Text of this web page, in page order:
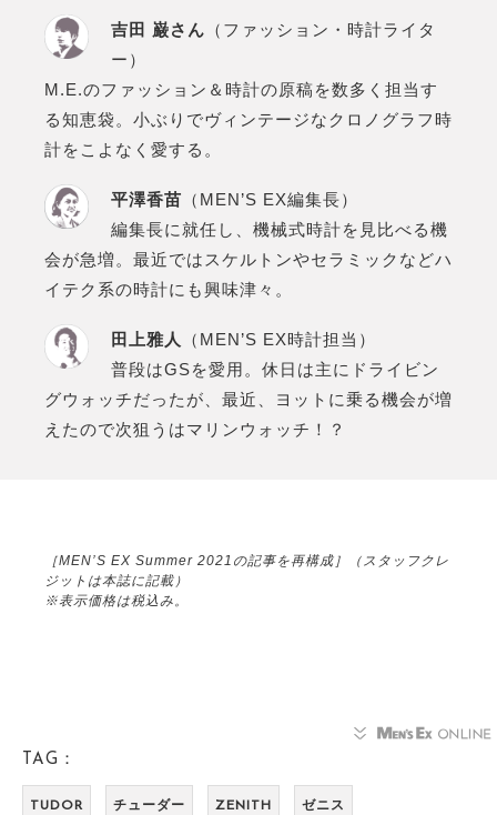
吉田 巌さん （ファッション・時計ライタ
ー）
M.E.のファッション＆時計の原稿を数多く担当す
る知恵袋。小ぶりでヴィンテージなクロノグラフ時
計をこよなく愛する。
平澤香苗 （MEN’S EX編集長）
編集長に就任し、機械式時計を見比べる機
会が急増。最近ではスケルトンやセラミックなどハ
イテク系の時計にも興味津々。
田上雅人
（MEN’S EX時計担当）
普段はGSを愛用。休日は主にドライビン
グウォッチだったが、最近、ヨットに乗る機会が増
えたので次狙うはマリンウォッチ！？
［MEN’S EX Summer 2021の記事を再構成］（スタッフクレ
ジットは本誌に記載）
※表示価格は税込み。
TAG：
TUDOR チューダー ZENITH ゼニス